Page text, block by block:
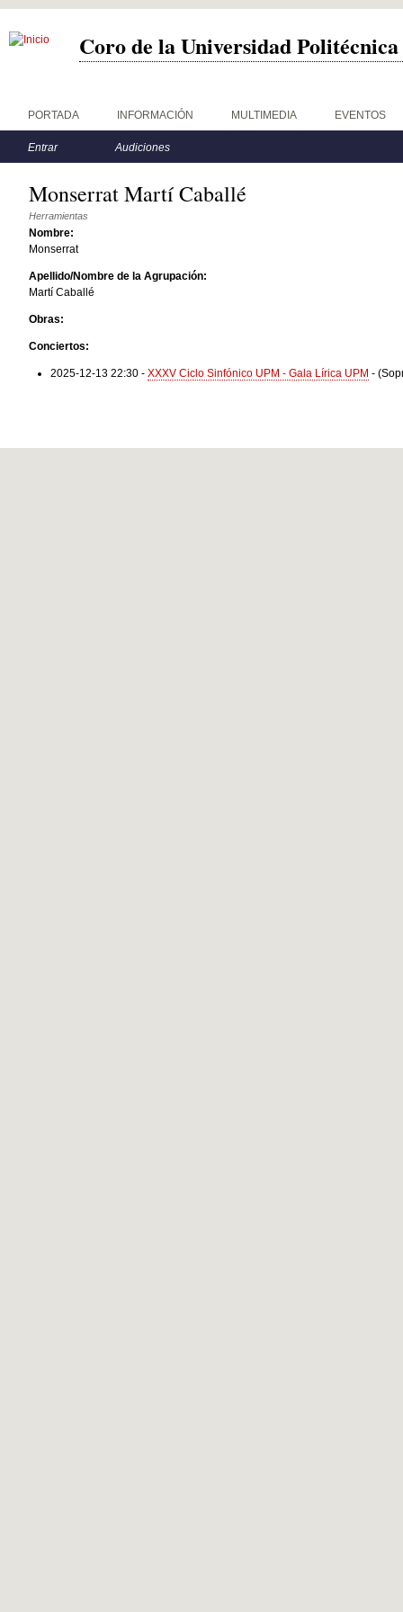
Coro de la Universidad
Menú principal
PORTADA INFORMACIÓN MULTIMEDIA EVENTOS
Menú secundario
Entrar Audiciones
Monserrat Martí Caballé
Herramientas
Nombre:
Monserrat
Apellido/Nombre de la Agrupación:
Martí Caballé
Obras:
Conciertos:
2025-12-13 22:30 - XXXV Ciclo Sinfónico UPM - Gala Lírica UPM -